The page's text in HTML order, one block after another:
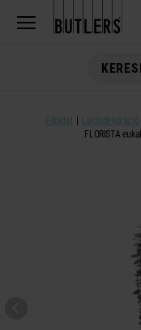
Főoldal Lakásdekoráció
FLORISTA